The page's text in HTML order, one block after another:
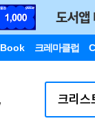
크레마클럽